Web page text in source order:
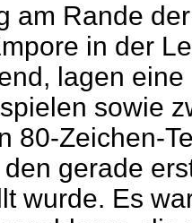
am Rande
in der
lagen
sowie
80-Zeichen-
gerade
wurde. Es